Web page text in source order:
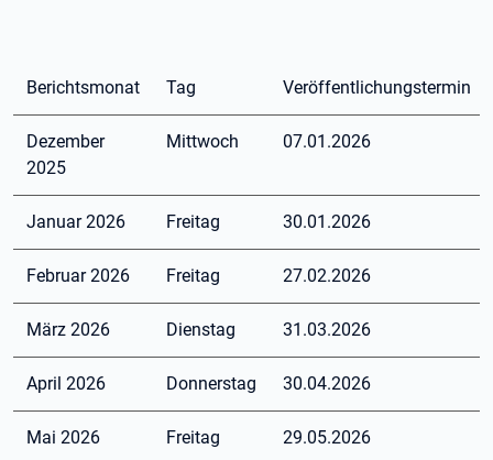
Berichtsmonat Tag Veröffentlichungstermin
Dezember
2025
Mittwoch 07.01.2026
Januar 2026 Freitag 30.01.2026
Februar 2026 Freitag 27.02.2026
März 2026 Dienstag 31.03.2026
April 2026 Donnerstag 30.04.2026
Mai 2026 Freitag 29.05.2026